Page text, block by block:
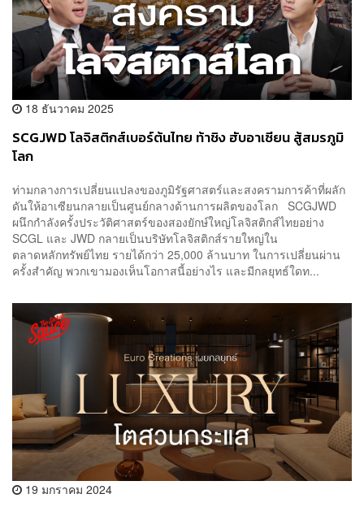
18 ธันวาคม 2025
SCGJWD โลจิสติกส์เบอร์ต้นไทย ท้าชิง ฮับอาเซียน สู้สมรภูมิ
โลก
ท่ามกลางการเปลี่ยนแปลงของภูมิรัฐศาสตร์และสงครามการค้าที่ผลัก
ดันให้อาเซียนกลายเป็นศูนย์กลางด้านการผลิตของโลก SCGJWD
ผนึกกำลังครั้งประวัติศาสตร์ของสองยักษ์ใหญ่โลจิสติกส์ไทยอย่าง
SCGL และ JWD กลายเป็นบริษัทโลจิสติกส์รายใหญ่ใน
ตลาดหลักทรัพย์ไทย รายได้กว่า 25,000 ล้านบาท ในการเปลี่ยนผ่าน
ครั้งสำคัญ พวกเขามองเห็นโอกาสนี้อย่างไร และมีกลยุทธ์ใดท...
19 มกราคม 2024